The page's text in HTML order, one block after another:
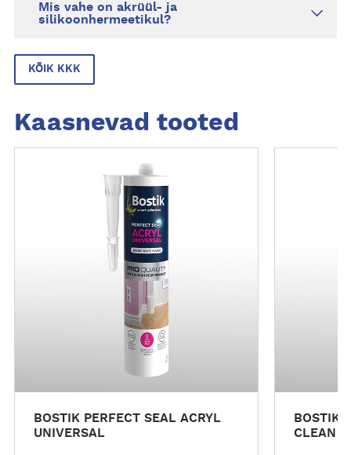
Mis vahe on akrüül- ja
silikoonhermeetikul?
KÕIK KKK
Kaasnevad tooted
BOSTIK PERFECT SEAL ACRYL
UNIVERSAL
BOSTIK
CLEAN